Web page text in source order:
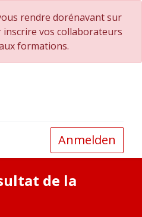
rendre dorénavant sur
inscrire vos collaborateurs
formations.
Anmelden
de la